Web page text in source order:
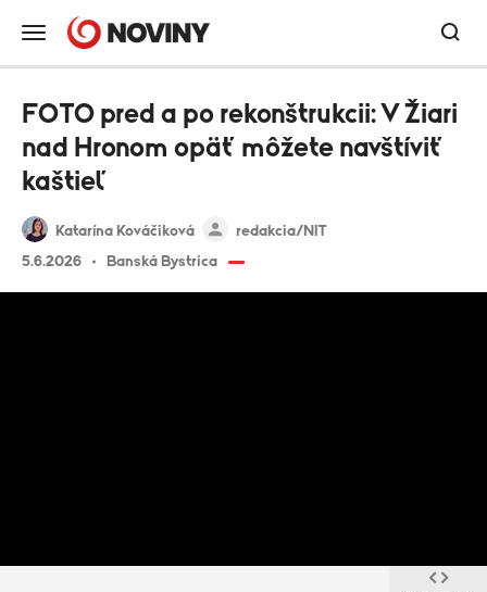
Katarína Kováčiková
redakcia/NIT
5.6.2026
Banská Bystrica
FOTO pred a po rekonštrukcii: V Žiari
nad Hronom opäť môžete navštíviť
kaštieľ